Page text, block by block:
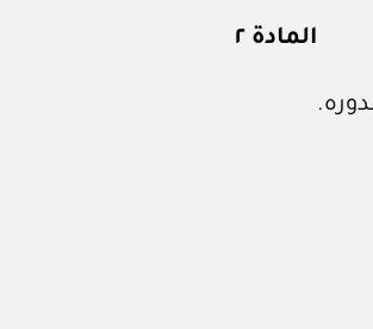
المادة ٢